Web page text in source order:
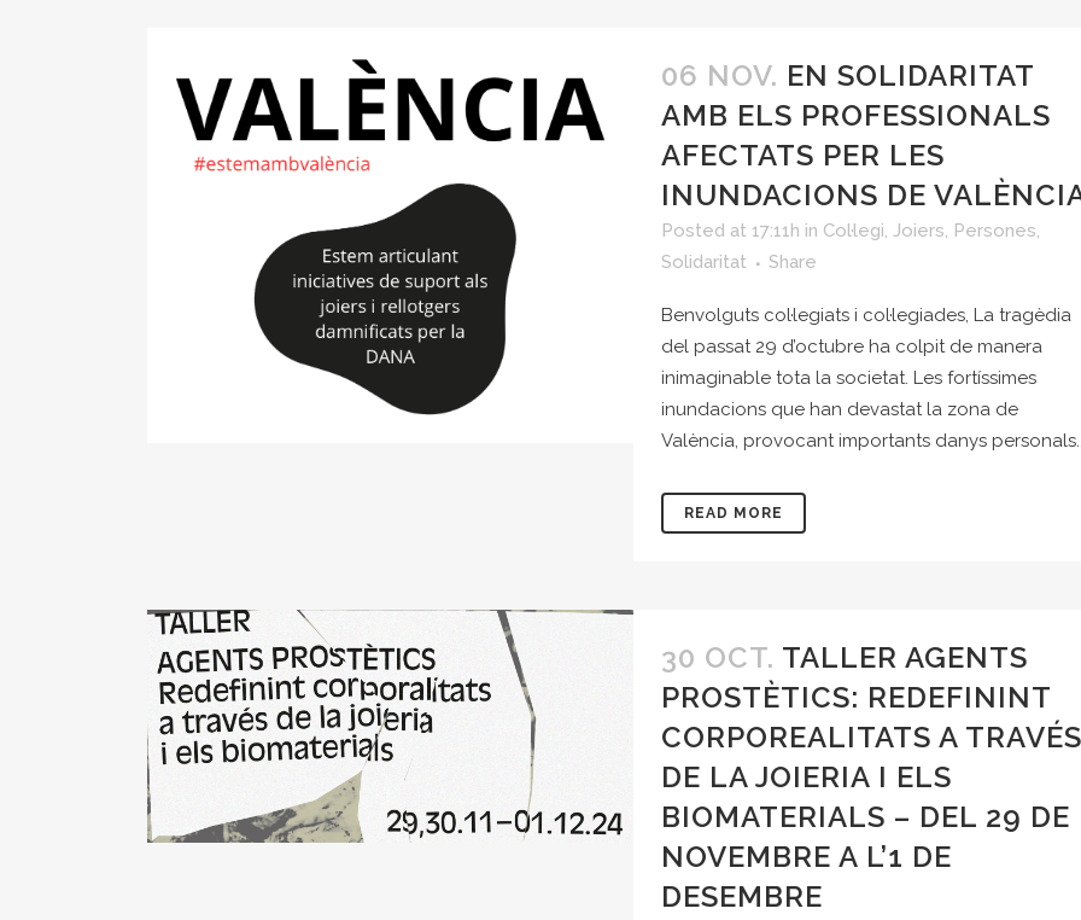
06 NOV. EN SOLIDARITAT
AMB ELS PROFESSIONALS
AFECTATS PER LES
INUNDACIONS DE
Posted at 17:11h in Col·legi, Joiers, Persones,
Solidaritat
Share
Benvolguts col·legiats i col·legiades, La tragèdia
del passat 29 d’octubre ha colpit de manera
inimaginable tota la societat. Les fortíssimes
inundacions que han devastat la zona de
València, provocant importants danys
READ MORE
30 OCT. TALLER AGENTS
PROSTÈTICS: REDEFININT
CORPOREALITATS A TRAVÉS
DE LA JOIERIA I ELS
BIOMATERIALS – DEL 29 DE
NOVEMBRE A L’1 DE
DESEMBRE